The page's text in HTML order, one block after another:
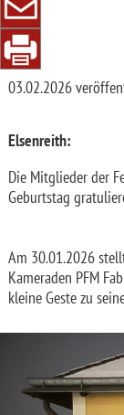
03.02.2026
Elsenreith:
Die Mitglieder der
Geburtstag
Am 30.01.2026
Kameraden PFM
kleine Geste zu